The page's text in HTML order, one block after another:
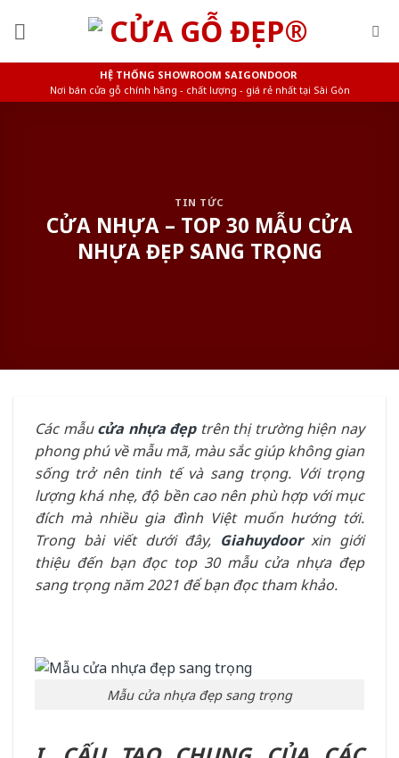
HỆ THỐNG SHOWROOM SAIGONDOOR
Nơi bán cửa gỗ chính hãng - chất lượng - giá rẻ nhất tại Sài Gòn
TIN TỨC
CỬA NHỰA – TOP 30 MẪU CỬA
NHỰA ĐẸP SANG TRỌNG
Các mẫucửa nhựa đẹptrên thị trường hiện nay
phong phú về mẫu mã, màu sắc giúp không gian
sống trở nên tinh tế và sang trọng. Với trọng
lượng khá nhẹ, độ bền cao nên phù hợp với mục
đích mà nhiều gia đình Việt muốn hướng tới.
Trong bài viết dưới đây, Giahuydoorxin giới
thiệu đến bạn đọc top 30 mẫu cửa nhựa đẹp
sang trọng năm 2021 để bạn đọc tham khảo.
Mẫu cửa nhựa đẹp sang trọng